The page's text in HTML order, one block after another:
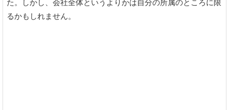
た。しかし、会社全体というよりかは自分の所属のところに限
るかもしれません。